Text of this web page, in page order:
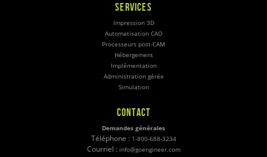
SERVICES
Impression 3D
Automatisation CAO
Processeurs post-CAM
Hébergement
Implémentation
Administration gérée
Simulation
CONTACT
Demandes générales
Téléphone : 1-800-688-3234
Courriel : info@goengineer.com